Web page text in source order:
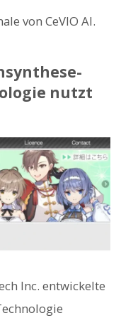
von CeVIO AI.
nutzt
Inc. entwickelte